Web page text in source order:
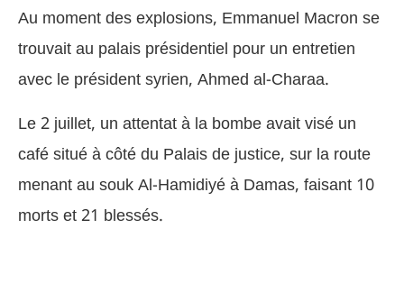
Au moment des explosions, Emmanuel Macron se
trouvait au palais présidentiel pour un entretien
avec le président syrien, Ahmed al-Charaa.
Le 2 juillet, un attentat à la bombe avait visé un
café situé à côté du Palais de justice, sur la route
menant au souk Al-Hamidiyé à Damas, faisant 10
morts et 21 blessés.